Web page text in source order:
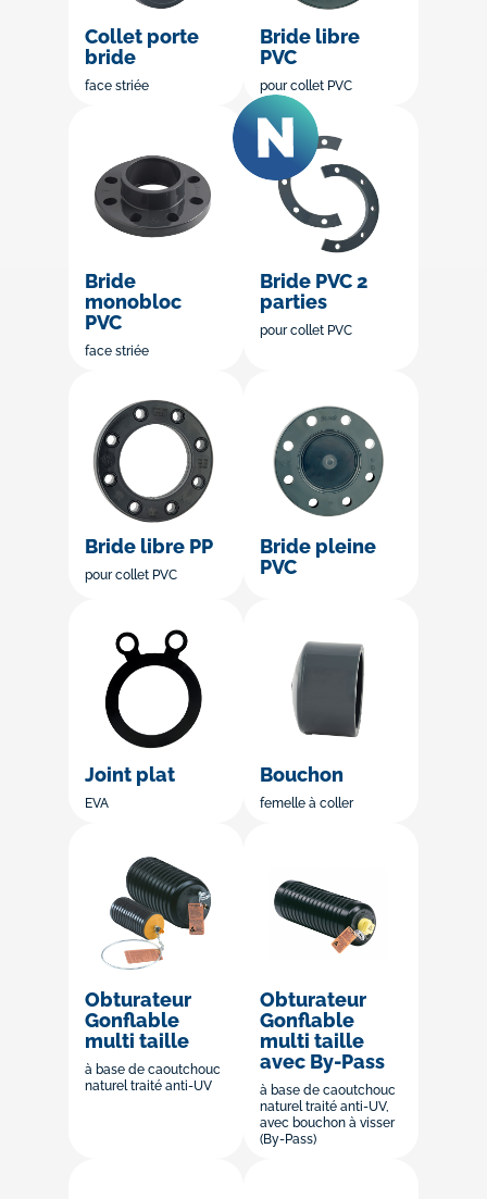
Collet porte
bride
face striée
Bride libre
PVC
pour collet PVC
Bride
monobloc
PVC
face striée
Bride PVC 2
parties
pour collet PVC
Bride libre PP
pour collet PVC
Bride pleine
PVC
Joint plat
EVA
Bouchon
femelle à coller
Obturateur
Gonflable
multi taille
à base de caoutchouc
naturel traité anti-UV
Obturateur
Gonflable
multi taille
avec By-Pass
à base de caoutchouc
naturel traité anti-UV,
avec bouchon à visser
(By-Pass)